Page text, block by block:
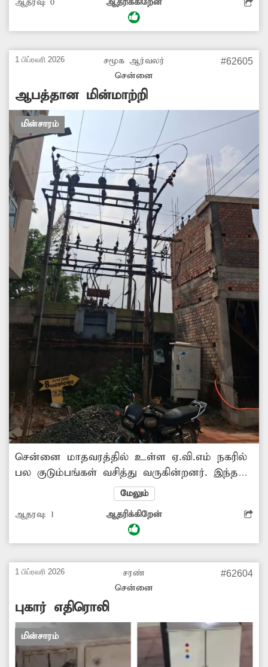
ஆபத்தான வகையில் உள்ளது. இதனால்
மழைக்காலங்களில் உயிர்சேதம் ஏற்படும் அபாய
அச்சத்துடனே கடந்து செல்கின்றனர். எனவே
சம்பந்தப்பட்ட துறை அதிகாரிகள் நடவடிக்கை
எடுத்து மின்பெட்டியை சீரமைத்து தரவேண்டி
மக்கள் கோரிக்கை வைக்கின்றனர்.
ஆதரவு: 0 ஆதரிக்கிறேன்
1 பிப்ரவரி 2026
சமூக ஆர்வலர்
சென்னை
#62605
ஆபத்தான மின்மாற்றி
மின்சாரம்
சென்னை மாதவரத்தில் உள்ள ஏ.வி.எம் நகரில்
பல குடும்பங்கள் வசித்து வருகின்றனர். இந்த
பகுதியில் உள்ள மின்மாற்றி மிகவும் ஆபத்தான
முறையில் உள்ளது. மேலும் அதிலிருந்த
தீப்பொறி வருகிறது. இங்கு குழந்தைகள்,
முதியர்வகள் அதிகமாக உள்ளதால்
ஏற்பட்டுள்ளது. இதனால் உயிர் சேதம் ஏற்படும்
அபாயநிலை உள்ளது. மாநகராட்சி துறை
அதிகாரிகள் உரிய நடவடிக்கை எடுத்து
மின்மாற்றி சரிசெய்து தருமாறு அப்பகுதி மக்கள்
கோரிக்கை வைக்கின்றனர்.
மேலும்
ஆதரவு: 1 ஆதரிக்கிறேன்
1 பிப்ரவரி 2026
சரண்
சென்னை
#62604
புகார் எதிரொலி
மின்சாரம்